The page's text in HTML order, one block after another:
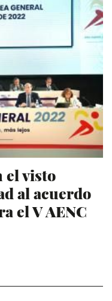
el visto
al acuerdo
el V AENC